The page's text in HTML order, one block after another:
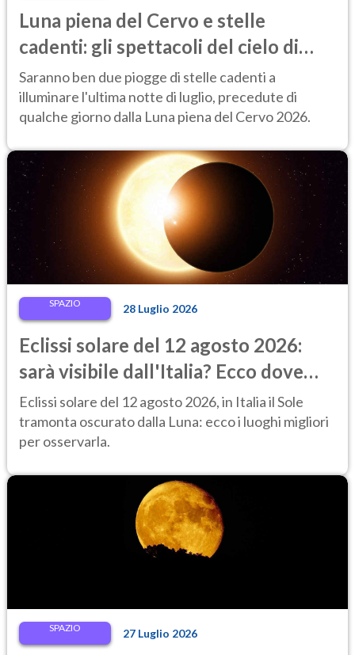
Luna piena del Cervo e stelle
cadenti: gli spettacoli del cielo di
fine luglio 2026 da non perdere
Saranno ben due piogge di stelle cadenti a
illuminare l'ultima notte di luglio, precedute di
qualche giorno dalla Luna piena del Cervo 2026.
SPAZIO 28 Luglio 2026
Eclissi solare del 12 agosto 2026:
sarà visibile dall'Italia? Ecco dove
ammirarla al tramonto
Eclissi solare del 12 agosto 2026, in Italia il Sole
tramonta oscurato dalla Luna: ecco i luoghi migliori
per osservarla.
SPAZIO 27 Luglio 2026